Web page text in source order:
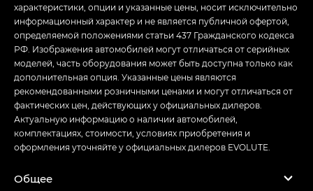
характеристики, опции и указанные цены, носит исключительно
информационный характер и не является публичной офертой,
определяемой положениями статьи 437 Гражданского кодекса
РФ. Изображения автомобилей могут отличаться от серийных
моделей, часть оборудования может быть доступна только как
дополнительная опция. Указанные цены являются
рекомендованными розничными ценами и могут отличаться от
фактических цен, действующих у официальных дилеров.
Актуальную информацию о наличии автомобилей,
комплектациях, стоимости, условиях приобретения и
оформления уточняйте у официальных дилеров EVOLUTE.
Общее